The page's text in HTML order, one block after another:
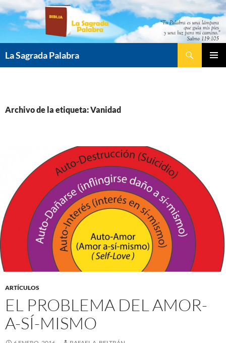
Saltar
contenido
La Sagrada Palabra
Archivo de la etiqueta: Vanidad
ARTÍCULOS
EL PROBLEMA DEL AMOR-
A-SÍ-MISMO